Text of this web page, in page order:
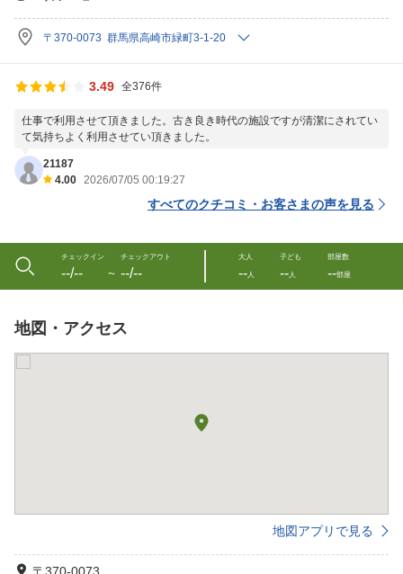
〒370-0073 群馬県高崎市緑町3-1-20
3.49 全376件
仕事で利用させて頂きました。古き良き時代の施設ですが清潔にされてい
て気持ちよく利用させてい頂きました。
21187
4.00 2026/07/05 00:19:27
すべてのクチコミ・お客さまの声を見る
チェックイン
--/-- 〜
チェックアウト
--/--
大人
--人
子ども
--人
部屋数
--部屋
地図・アクセス
地図アプリで見る